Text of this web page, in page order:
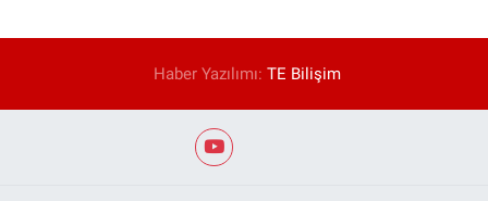
Haber Yazılımı:TE Bilişim